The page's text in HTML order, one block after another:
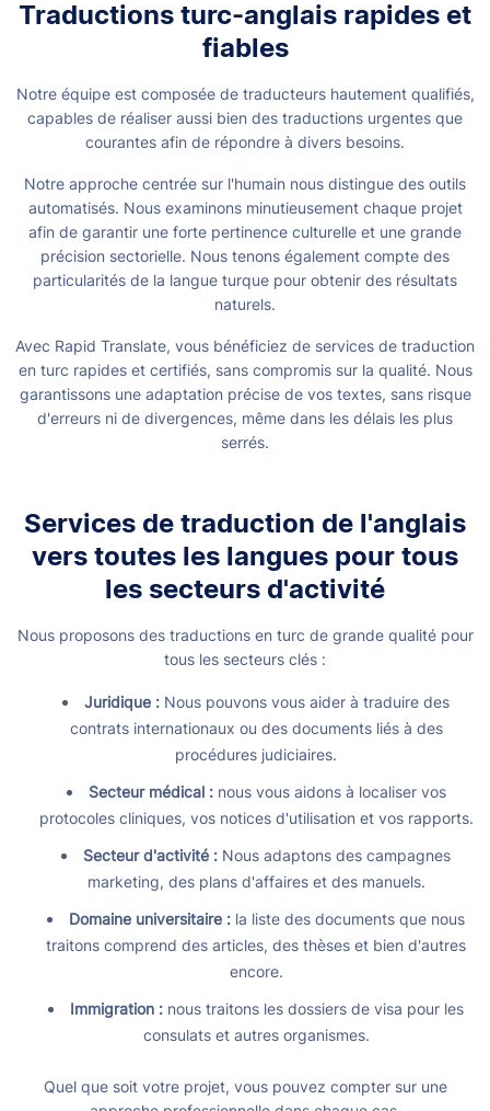
Traductions turc-anglais rapides et
fiables
Notre équipe est composée de traducteurs hautement qualifiés,
capables de réaliser aussi bien des traductions urgentes que
courantes afin de répondre à divers besoins.
Notre approche centrée sur l'humain nous distingue des outils
automatisés. Nous examinons minutieusement chaque projet
afin de garantir une forte pertinence culturelle et une grande
précision sectorielle. Nous tenons également compte des
particularités de la langue turque pour obtenir des résultats
naturels.
Avec Rapid Translate, vous bénéficiez de services de traduction
en turc rapides et certifiés, sans compromis sur la qualité. Nous
garantissons une adaptation précise de vos textes, sans risque
d'erreurs ni de divergences, même dans les délais les plus
serrés.
Services de traduction de l'anglais
vers toutes les langues pour tous
les secteurs d'activité
Nous proposons des traductions en turc de grande qualité pour
tous les secteurs clés :
Juridique : Nous pouvons vous aider à traduire des
contrats internationaux ou des documents liés à des
procédures judiciaires.
Secteur médical :nous vous aidons à localiser vos
protocoles cliniques, vos notices d'utilisation et vos rapports.
Secteur d'activité : Nous adaptons des campagnes
marketing, des plans d'affaires et des manuels.
Domaine universitaire : la liste des documents que nous
traitons comprend des articles, des thèses et bien d'autres
encore.
Immigration : nous traitons les dossiers de visa pour les
consulats et autres organismes.
Quel que soit votre projet, vous pouvez compter sur une